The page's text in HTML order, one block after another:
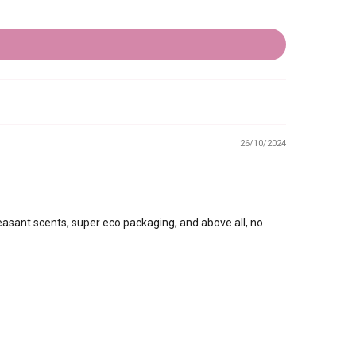
26/10/2024
scents, super eco packaging, and above all, no